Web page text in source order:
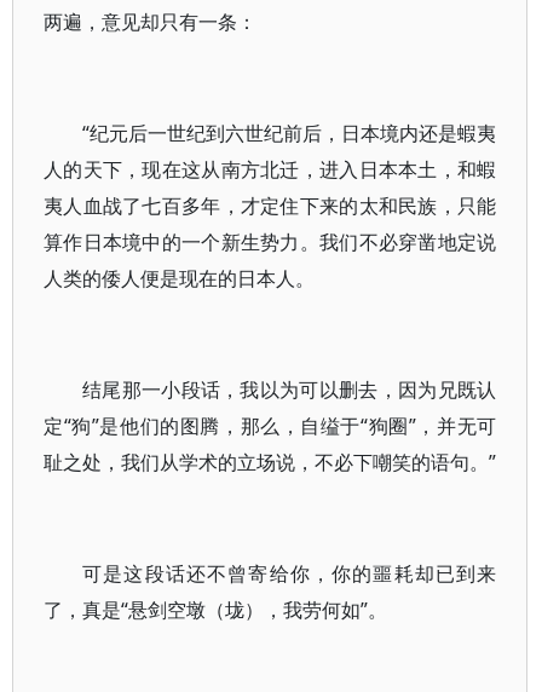
两遍，意见却只有一条：
“纪元后一世纪到六世纪前后，日本境内还是蝦夷
人的天下，现在这从南方北迁，进入日本本土，和蝦
夷人血战了七百多年，才定住下来的太和民族，只能
算作日本境中的一个新生势力。我们不必穿凿地定说
人类的倭人便是现在的日本人。
结尾那一小段话，我以为可以删去，因为兄既认
定“狗”是他们的图腾，那么，自缢于“狗圈”，并无可
耻之处，我们从学术的立场说，不必下嘲笑的语句。”
可是这段话还不曾寄给你，你的噩耗却已到来
了，真是“悬剑空墩（垅），我劳何如”。